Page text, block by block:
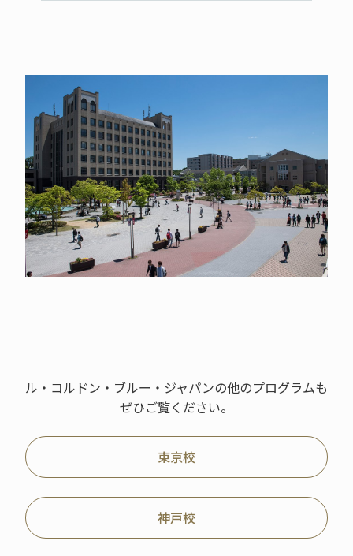
ル・コルドン・ブルー・ジャパンの他のプログラムも
ぜひご覧ください。
東京校
神戸校